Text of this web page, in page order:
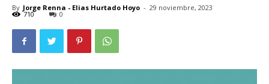
By Jorge Renna - Elias Hurtado Hoyo - 29 noviembre, 2023
710 0